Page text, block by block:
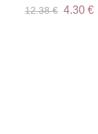
12.38€ 4.30 €